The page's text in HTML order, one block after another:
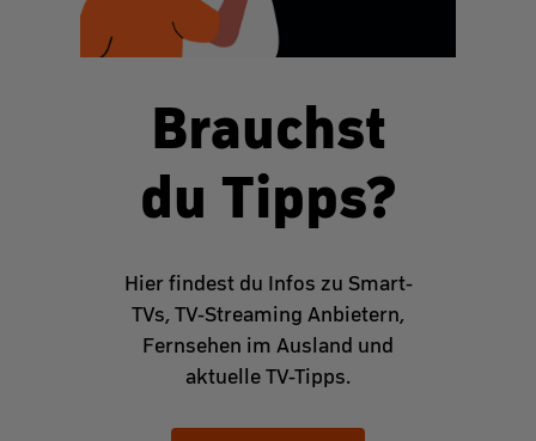
Brauchst
du Tipps?
Hier findest du Infos zu Smart-
TVs, TV-Streaming Anbietern,
Fernsehen im Ausland und
aktuelle TV-Tipps.